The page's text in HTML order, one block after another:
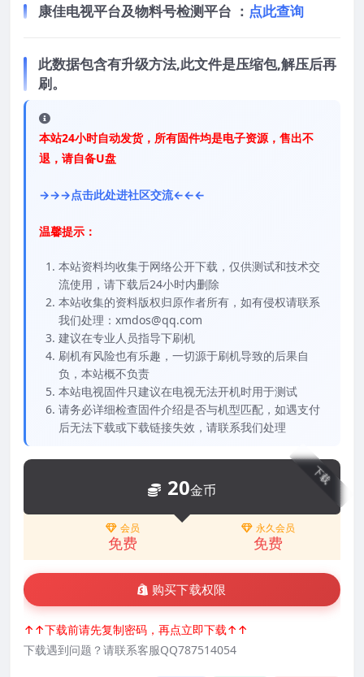
康佳电视平台及物料号检测平台 ： 点此查询
此数据包含有升级方法,此文件是压缩包,解压后再
刷。
本站24小时自动发货，所有固件均是电子资源，售出不
退，请自备U盘
→→→点击此处进社区交流←←←
温馨提示：
本站资料均收集于网络公开下载，仅供测试和技术交
流使用，请下载后24小时内删除
本站收集的资料版权归原作者所有，如有侵权请联系
我们处理：xmdos@qq.com
建议在专业人员指导下刷机
刷机有风险也有乐趣，一切源于刷机导致的后果自
负，本站概不负责
本站电视固件只建议在电视无法开机时用于测试
请务必详细检查固件介绍是否与机型匹配，如遇支付
后无法下载或下载链接失效，请联系我们处理
下载
20金币
会员
免费
永久会员
免费
购买下载权限
↑↑下载前请先复制密码，再点立即下载↑↑
下载遇到问题？请联系客服QQ787514054